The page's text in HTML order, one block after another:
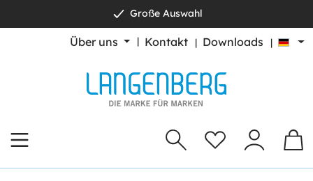
Große Auswahl
Über uns Kontakt Downloads